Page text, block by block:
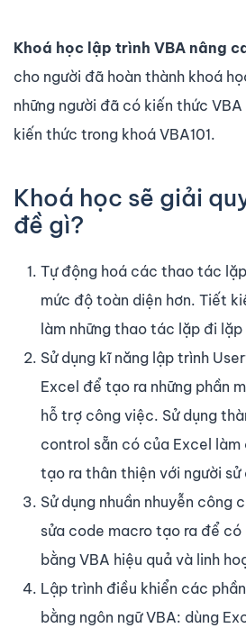
Khoá học lập trình VBA nâng
cho người đã hoàn thành khoá
những người đã có kiến thức
kiến thức trong khoá VBA101.
Khoá học sẽ giải
đề gì?
Tự động hoá các thao tác
mức độ toàn diện hơn. Tiết
làm những thao tác lặp đi lặp
Sử dụng kĩ năng lập trình
Excel để tạo ra những phần
hỗ trợ công việc. Sử dụng
control sẵn có của Excel làm
tạo ra thân thiện với người sử
Sử dụng nhuần nhuyễn công
sửa code macro tạo ra để
bằng VBA hiệu quả và linh
Lập trình điều khiển các
bằng ngôn ngữ VBA: dùng